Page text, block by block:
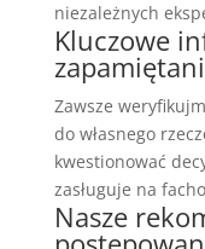
niezależnych
Kluczowe
Zawsze
do własnego
kwestionować
zasługuje na
Nasze